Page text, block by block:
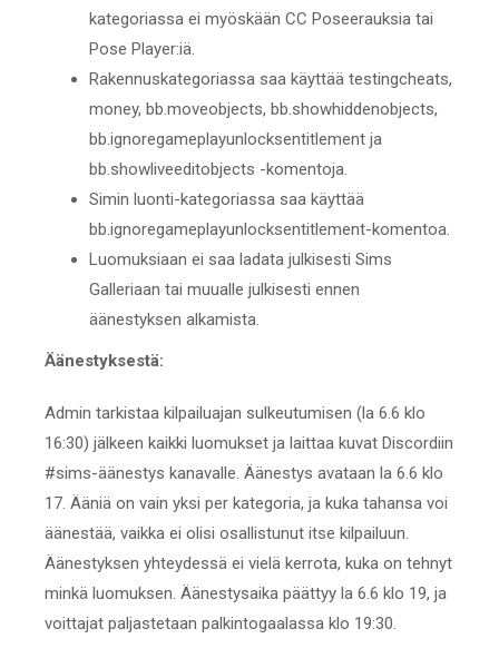
kategoriassa ei myöskään CC Poseerauksia tai
Pose Player:iä.
Rakennuskategoriassa saa käyttää testingcheats,
money, bb.moveobjects, bb.showhiddenobjects,
bb.ignoregameplayunlocksentitlement ja
bb.showliveeditobjects -komentoja.
Simin luonti-kategoriassa saa käyttää
bb.ignoregameplayunlocksentitlement-komentoa.
Luomuksiaan ei saa ladata julkisesti Sims
Galleriaan tai muualle julkisesti ennen
äänestyksen alkamista.
Äänestyksestä:
Admin tarkistaa kilpailuajan sulkeutumisen (la 6.6 klo
16:30) jälkeen kaikki luomukset ja laittaa kuvat Discordiin
#sims-äänestys kanavalle. Äänestys avataan la 6.6 klo
17. Ääniä on vain yksi per kategoria, ja kuka tahansa voi
äänestää, vaikka ei olisi osallistunut itse kilpailuun.
Äänestyksen yhteydessä ei vielä kerrota, kuka on tehnyt
minkä luomuksen. Äänestysaika päättyy la 6.6 klo 19, ja
voittajat paljastetaan palkintogaalassa klo 19:30.